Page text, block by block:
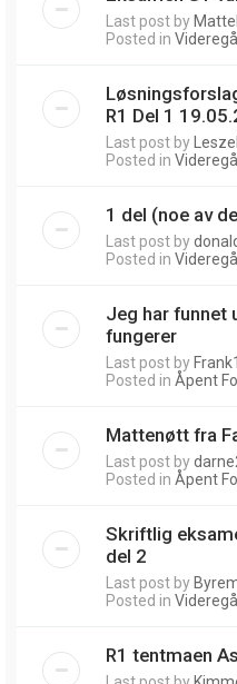
Last post by
Posted in
R1 Del 1
Last post by
Posted in
1 del (noe av
Last post by
Posted in
Jeg har funnet
fungerer
Last post by
Posted in Åpent
Mattenøtt fra
Last post by
Posted in Åpent
Skriftlig
del 2
Last post by
Posted in
R1 tentmaen